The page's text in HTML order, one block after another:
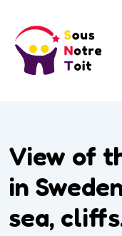
View of
in
sea,